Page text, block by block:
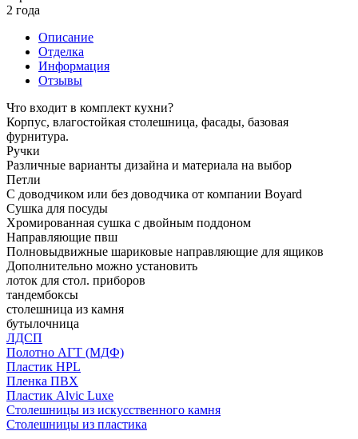
2 года
Описание
Отделка
Информация
Отзывы
Что входит в комплект кухни?
Корпус, влагостойкая столешница, фасады, базовая
фурнитура.
Ручки
Различные варианты дизайна и материала на выбор
Петли
С доводчиком или без доводчика от компании Boyard
Сушка для посуды
Хромированная сушка с двойным поддоном
Направляющие пвш
Полновыдвижные шариковые направляющие для ящиков
Дополнительно можно установить
лоток для стол. приборов
тандембоксы
столешница из камня
бутылочница
ЛДСП
Полотно АГТ (МДФ)
Пластик HPL
Пленка ПВХ
Пластик Alvic Luxe
Столешницы из искусственного камня
Столешницы из пластика